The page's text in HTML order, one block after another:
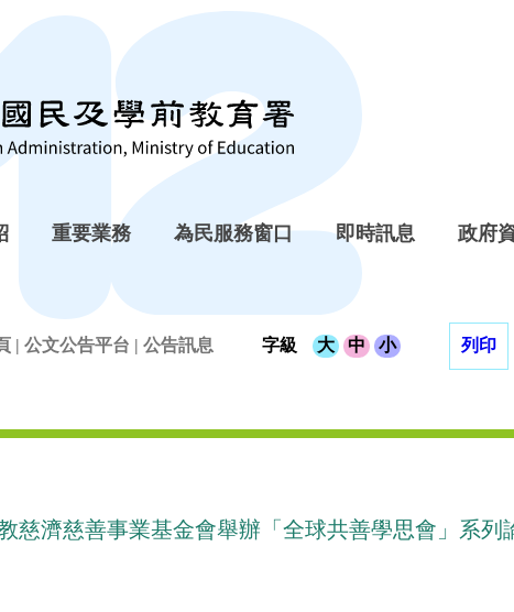
重要業務 為民服務窗口 即時訊息 政府
| 公文公告平台 | 公告訊息 字級 大 中 小 列印
慈濟慈善事業基金會舉辦「全球共善學思會」系